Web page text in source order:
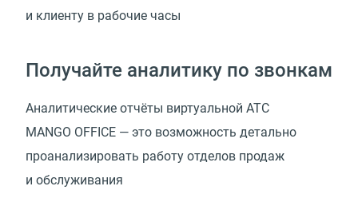
и клиенту в рабочие часы
Получайте аналитику по звонкам
Аналитические отчёты виртуальной АТС
MANGO OFFICE — это возможность детально
проанализировать работу отделов продаж
и обслуживания